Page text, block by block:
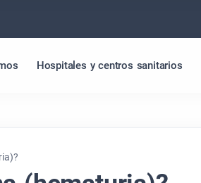
Hospitales y centros sanitarios